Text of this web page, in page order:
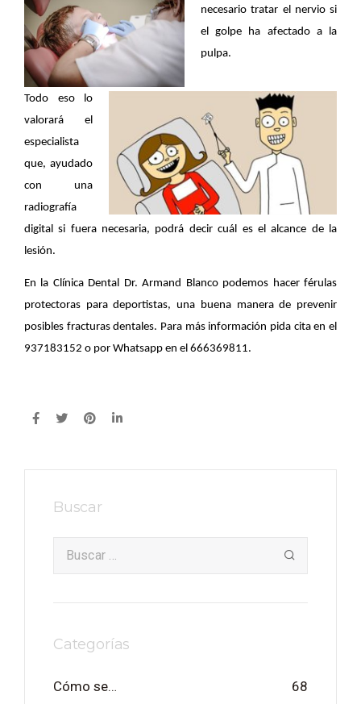
necesario tratar el nervio si
el golpe ha afectado a la
pulpa.
Todo eso lo
valorará el
especialista
que, ayudado
con una
radiografía
digital si fuera necesaria, podrá decir cuál es el alcance de la
lesión.
En la Clínica Dental Dr. Armand Blanco podemos hacer férulas
protectoras para deportistas, una buena manera de prevenir
posibles fracturas dentales. Para más información pida cita en el
937183152 o por Whatsapp en el 666369811.
Buscar
Categorías
Cómo se… 68